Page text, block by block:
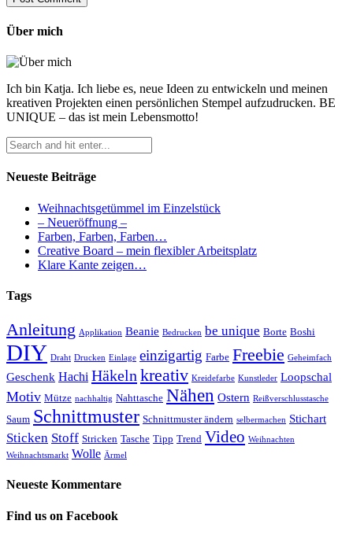
Über mich
Ich bin Katja. Ich liebe es, neue Ideen zu entwickeln und meinen
kreativen Projekten einen persönlichen Stempel aufzudrucken. BE
UNIQUE – das ist mein Lebensmotto!
Neueste Beiträge
Weihnachtsgetümmel im Einzelstück
– Neueröffnung –
Farben, Farben, Farben…
Creative Board – mein flexibler Arbeitsplatz
Klare Kante zeigen…
Tags
Anleitung Applikation Beanie Bedrucken be unique Borte Boshi
DIY Draht Drucken Einlage einzigartig Farbe Freebie Geheimfach
Geschenk Hachi Häkeln kreativ Kreidefarbe Kunstleder Loopschal
Motiv Mütze nachhaltig Nahttasche Nähen Ostern Reißverschlusstasche
Saum Schnittmuster Schnittmuster ändern selbermachen Stichart
Sticken Stoff Stricken Tasche Tipp Trend Video Weihnachten
Weihnachtsmarkt Wolle Ärmel
Neueste Kommentare
Find us on Facebook